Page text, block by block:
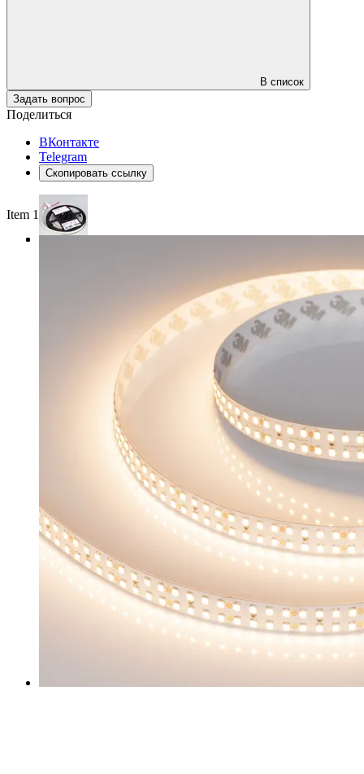
В список
Задать вопрос
Поделиться
ВКонтакте
Telegram
Скопировать ссылку
Item 1 of 3